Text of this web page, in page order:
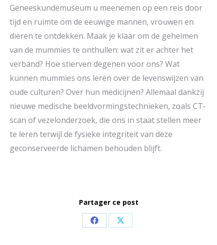
Geneeskundemuseum u meenemen op een reis door
tijd en ruimte om de eeuwige mannen, vrouwen en
dieren te ontdekken. Maak je klaar om de geheimen
van de mummies te onthullen: wat zit er achter het
verband? Hoe stierven degenen voor ons? Wat
kunnen mummies ons leren over de levenswijzen van
oude culturen? Over hun medicijnen? Allemaal dankzij
nieuwe medische beeldvormingstechnieken, zoals CT-
scan of vezelonderzoek, die ons in staat stellen meer
te leren terwijl de fysieke integriteit van deze
geconserveerde lichamen behouden blijft.
Partager ce post
Share Share